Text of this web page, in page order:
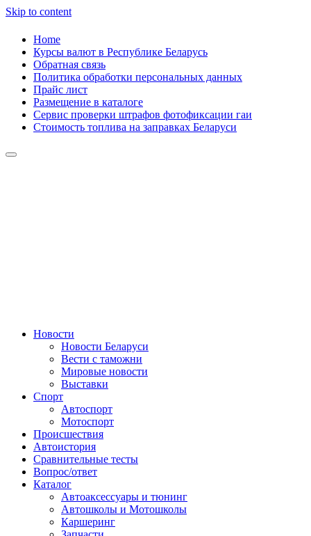
Skip to content
Home
Курсы валют в Республике Беларусь
Обратная связь
Политика обработки персональных данных
Прайс лист
Размещение в каталоге
Сервис проверки штрафов фотофиксации гаи
Стоимость топлива на заправках Беларуси
Сайт про автомобили
Новости
Новости Беларуси
Вести с таможни
Мировые новости
Выставки
Спорт
Автоспорт
Мотоспорт
Происшествия
Автоистория
Сравнительные тесты
Вопрос/ответ
Каталог
Автоакcессуары и тюнинг
Автошколы и Мотошколы
Каршеринг